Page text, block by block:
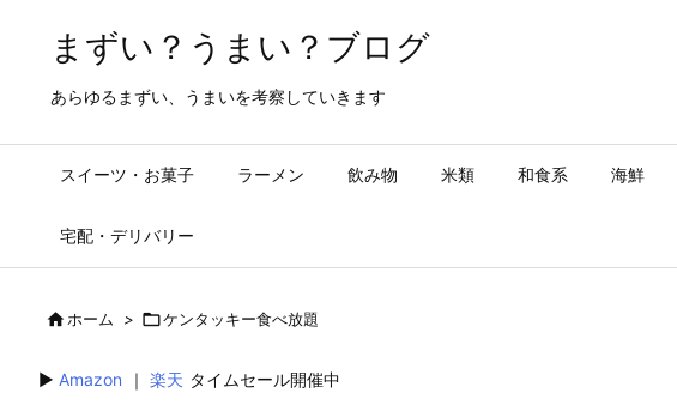
まずい？うまい？ブログ
あらゆるまずい、うまいを考察していきます
スイーツ・お菓子 ラーメン 飲み物 米類 和食系 海鮮
宅配・デリバリー
ホーム > ケンタッキー食べ放題
▶︎ Amazon ｜ 楽天 タイムセール開催中